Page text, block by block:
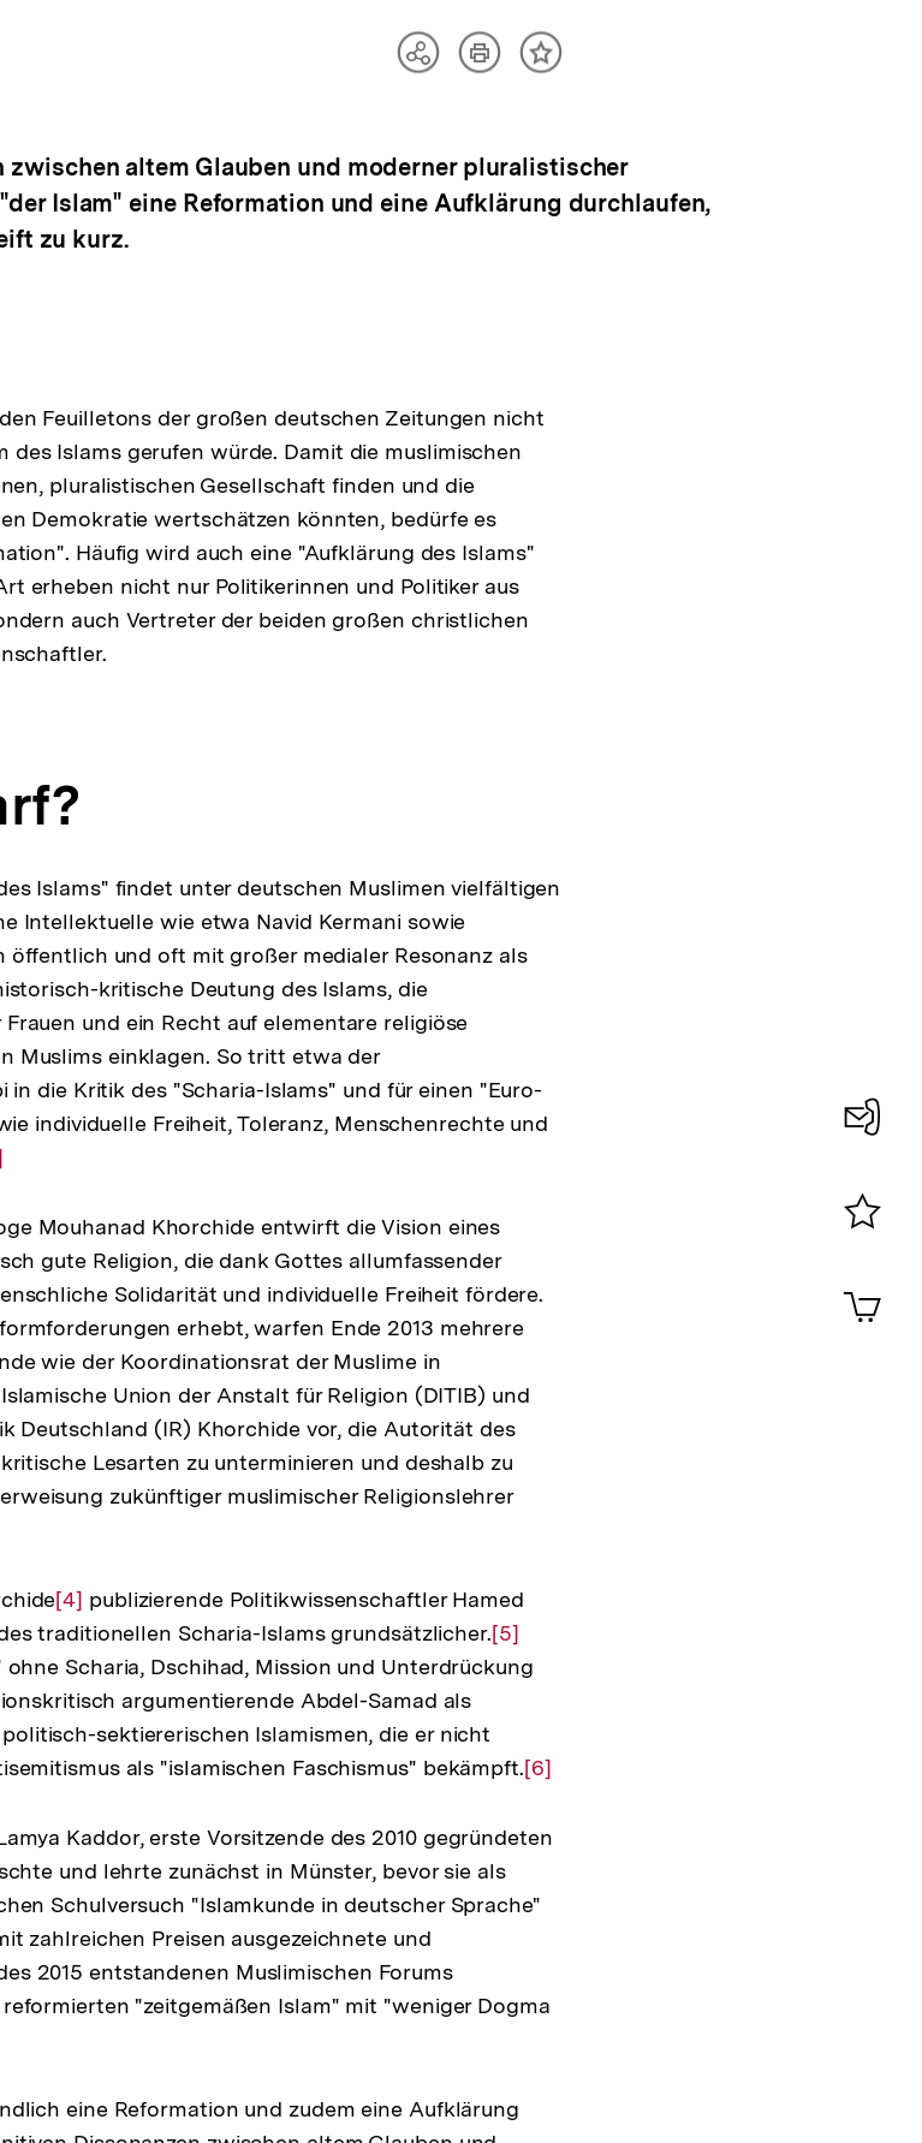
TeilenArtikelInhalt
altem Glauben und moderner pluralistischer
Islam" eine Reformation und eine Aufklärung durchlaufen,
zu kurz.
Feuilletons der großen deutschen Zeitungen nicht
des Islams gerufen würde. Damit die muslimischen
pluralistischen Gesellschaft finden und die
Demokratie wertschätzen könnten, bedürfe es
Häufig wird auch eine "Aufklärung des Islams"
erheben nicht nur Politikerinnen und Politiker aus
auch Vertreter der beiden großen christlichen
Islams" findet unter deutschen Muslimen vielfältigen
Intellektuelle wie etwa Navid Kermani sowie
öffentlich und oft mit großer medialer Resonanz als
kritische Deutung des Islams, die
und ein Recht auf elementare religiöse
Muslims einklagen. So tritt etwa der
in die Kritik des "Scharia-Islams" und für einen "Euro-
individuelle Freiheit, Toleranz, Menschenrechte und
Mouhanad Khorchide entwirft die Vision eines
gute Religion, die dank Gottes allumfassender
Solidarität und individuelle Freiheit fördere.
erhebt, warfen Ende 2013 mehrere
wie der Koordinationsrat der Muslime in
Union der Anstalt für Religion (DITIB) und
Deutschland (IR) Khorchide vor, die Autorität des
Lesarten zu unterminieren und deshalb zu
zukünftiger muslimischer Religionslehrer
Zur
Auflösung
der
Fußnote
[4] publizierende Politikwissenschaftler Hamed
traditionellen Scharia-Islams grundsätzlicher.Zur
Auflösung
[5]
Scharia, Dschihad, Mission und Unterdrückung
argumentierende Abdel-Samad als
sektiererischen Islamismen, die er nicht
als "islamischen Faschismus" bekämpft.Zur
der
[6]
Kaddor, erste Vorsitzende des 2010 gegründeten
und lehrte zunächst in Münster, bevor sie als
Schulversuch "Islamkunde in deutscher Sprache"
zahlreichen Preisen ausgezeichnete und
2015 entstandenen Muslimischen Forums
"zeitgemäßen Islam" mit "weniger Dogma
eine Reformation und zudem eine Aufklärung